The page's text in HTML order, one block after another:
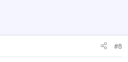
#8